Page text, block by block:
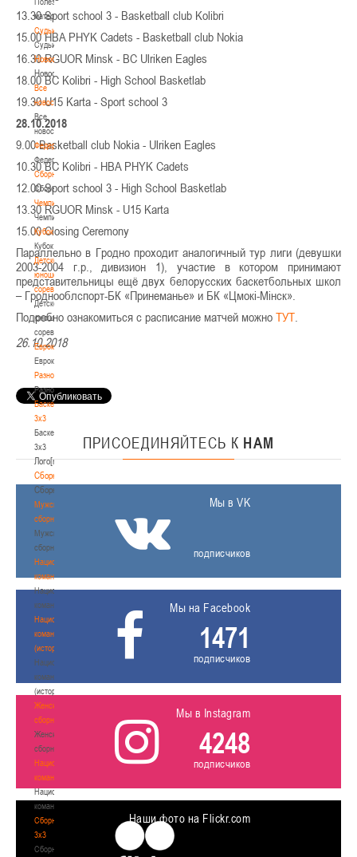
материалы
Судьи
Судьи
Новости
Новости
Все
новости
Все
новости
Федерация
Федерация
Сборные
Сборные
Чемпионат
Чемпионат
Кубок
Кубок
Детско-
юношеские
соревнования
Детско-
юношеские
соревнования
Еврокубки
Еврокубки
Разное
Разное
Баскетбол
3х3
Баскетбол
3х3
Лого[modid=121]
Сборные
Сборные
Мужские
сборные
Мужские
сборные
Национальная
команда
Национальная
команда
Национальная
команда
(история)
Национальная
команда
(история)
Женские
сборные
Женские
сборные
Национальная
команда
Национальная
команда
Сборные
3х3
Сборные
13.30 Sport school 3 - Basketball club Kolibri
15.00 HBA PHYK Cadets - Basketball club Nokia
16.30 RGUOR Minsk - BC Ulriken Eagles
18.00 BC Kolibri - High School Basketlab
19.30 U15 Karta - Sport school 3
28.10.2018
9.00 Basketball club Nokia - Ulriken Eagles
10.30 BC Kolibri - HBA PHYK Cadets
12.00 Sport school 3 - High School Basketlab
13.30 RGUOR Minsk - U15 Karta
15.00 Closing Ceremony
Параллельно в Гродно проходит аналогичный тур лиги (девушки
2003-2004 г.р., дивизион 1), участие в котором принимают
представительницы ещё двух белорусских баскетбольных школ
– Гроднооблспорт-БК «Принеманье» и БК «Цмокi-Мiнск».
Подробно ознакомиться с расписание матчей можно ТУТ
26.10.2018
ПРИСОЕДИНЯЙТЕСЬ К НАМ
Мы в VK
подписчиков
Мы на Facebook
1471
подписчиков
Мы в Instagram
4248
подписчиков
Наши фото на Flickr.com